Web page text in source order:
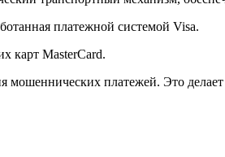
платежной системой Visa.
карт MasterCard.
платежей. Это